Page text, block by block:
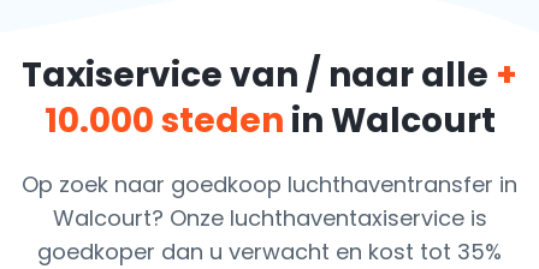
Taxiservice van / naar alle +
10.000 steden in Walcourt
Op zoek naar goedkoop luchthaventransfer in
Walcourt? Onze luchthaventaxiservice is
goedkoper dan u verwacht en kost tot 35%